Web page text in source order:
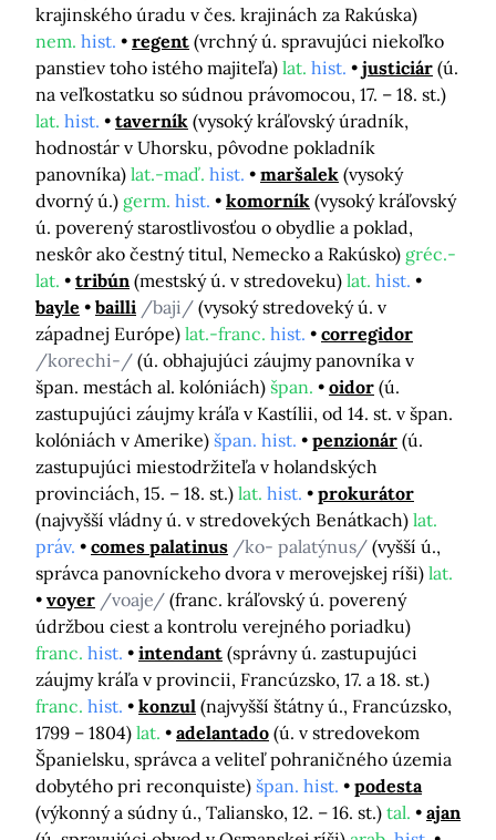
krajinského úradu v čes. krajinách za Rakúska)
nem. hist. regent (vrchný ú. spravujúci niekoľko
panstiev toho istého majiteľa) lat. hist. justiciár (ú.
na veľkostatku so súdnou právomocou, 17. – 18. st.)
lat. hist. taverník (vysoký kráľovský úradník,
hodnostár v Uhorsku, pôvodne pokladník
panovníka) lat.-maď. hist. maršalek (vysoký
dvorný ú.) germ. hist. komorník (vysoký kráľovský
ú. poverený starostlivosťou o obydlie a poklad,
neskôr ako čestný titul, Nemecko a Rakúsko) gréc.-
lat.
tribún (mestský ú. v stredoveku) lat. hist.
bayle
bailli /baji/ (vysoký stredoveký ú. v
západnej Európe) lat.-franc. hist.
corregidor
/korechi-/ (ú. obhajujúci záujmy panovníka v
špan. mestách al. kolóniách) špan. oidor (ú.
zastupujúci záujmy kráľa v Kastílii, od 14. st. v špan.
kolóniách v Amerike) špan. hist. penzionár (ú.
zastupujúci miestodržiteľa v holandských
provinciách, 15. – 18. st.) lat. hist.
prokurátor
(najvyšší vládny ú. v stredovekých Benátkach) lat.
práv.
comes palatinus /ko- palatýnus/ (vyšší ú.,
správca panovníckeho dvora v merovejskej ríši) lat.
voyer /voaje/ (franc. kráľovský ú. poverený
údržbou ciest a kontrolu verejného poriadku)
franc. hist. intendant (správny ú. zastupujúci
záujmy kráľa v provincii, Francúzsko, 17. a 18. st.)
franc. hist. konzul (najvyšší štátny ú., Francúzsko,
1799 – 1804) lat. adelantado (ú. v stredovekom
Španielsku, správca a veliteľ pohraničného územia
dobytého pri reconquiste) špan. hist.
podesta
(výkonný a súdny ú., Taliansko, 12. – 16. st.) tal.
ajan